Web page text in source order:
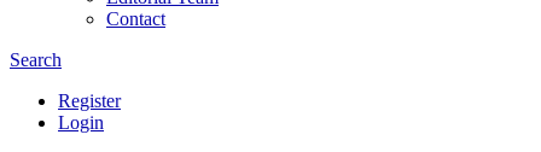
Contact
Search
Register
Login